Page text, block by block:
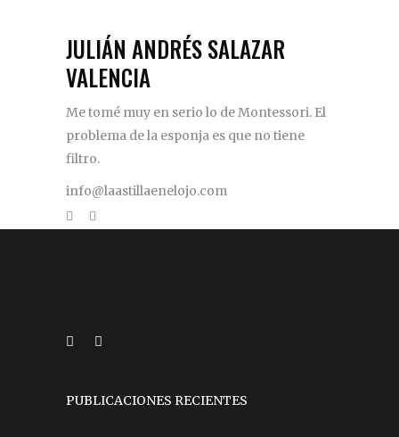
JULIÁN ANDRÉS SALAZAR
VALENCIA
Me tomé muy en serio lo de Montessori. El
problema de la esponja es que no tiene
filtro.
info@laastillaenelojo.com
PUBLICACIONES RECIENTES